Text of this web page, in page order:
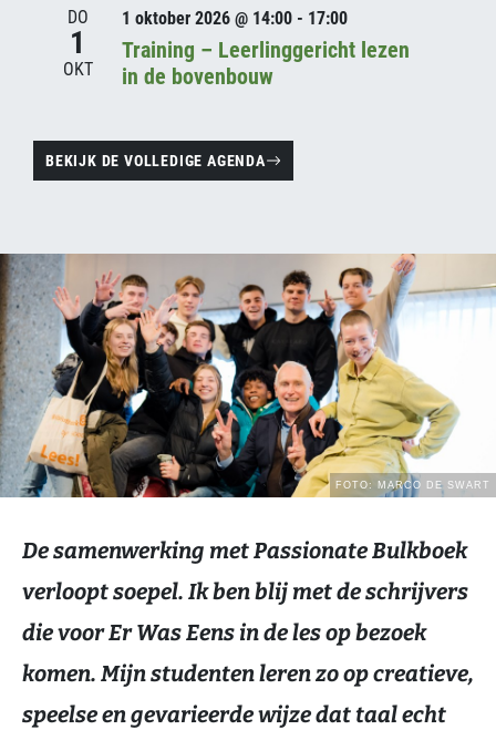
DO
1
OKT
1 oktober 2026 @ 14:00 - 17:00
Training – Leerlinggericht lezen
in de bovenbouw
BEKIJK DE VOLLEDIGE AGENDA
De samenwerking met Passionate Bulkboek
verloopt soepel. Ik ben blij met de schrijvers
die voor Er Was Eens in de les op bezoek
komen. Mijn studenten leren zo op creatieve,
speelse en gevarieerde wijze dat taal echt